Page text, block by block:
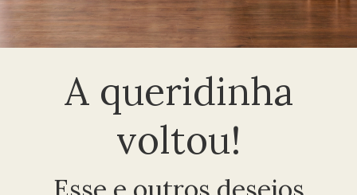
A queridinha
voltou!